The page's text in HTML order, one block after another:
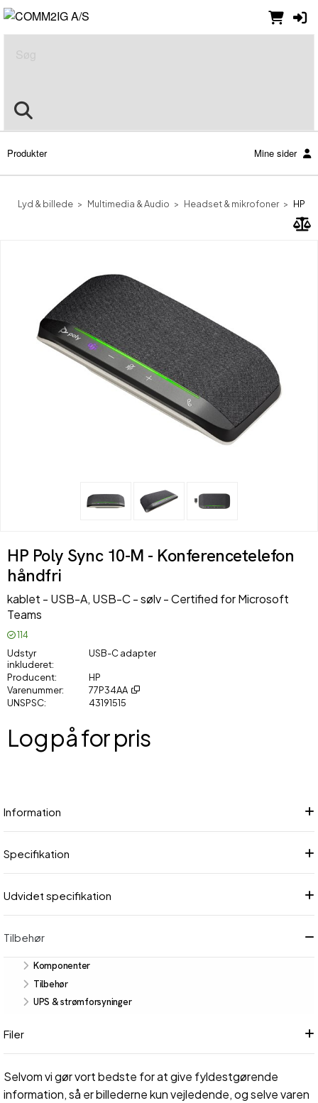
Produkter Mine sider
Lyd & billede Multimedia & Audio Headset & mikrofoner HP
HP Poly Sync 10-M - Konferencetelefon
håndfri
kablet - USB-A, USB-C - sølv - Certified for Microsoft
Teams
114
Udstyr
inkluderet
USB-C adapter
Producent
HP
Varenummer
77P34AA
UNSPSC
43191515
Log på for pris
Information
Specifikation
Udvidet specifikation
Tilbehør
Komponenter
Tilbehør
UPS & strømforsyninger
Filer
Selvom vi gør vort bedste for at give fyldestgørende
information, så er billederne kun vejledende, og selve varen